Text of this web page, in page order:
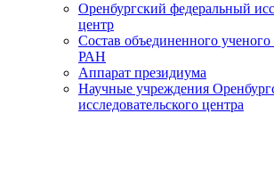
Оренбургский федеральный
центр
Состав объединенного
РАН
Аппарат президиума
Научные учреждения
исследовательского центра